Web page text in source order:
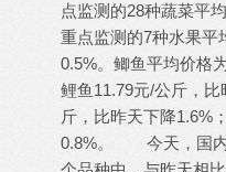
点监测的28种蔬菜平
重点监测的7种水果平
0.5%。鲫鱼平均价格
鲤鱼11.79元/公斤，
斤，比昨天下降1.6%
0.8%。 今天，国内